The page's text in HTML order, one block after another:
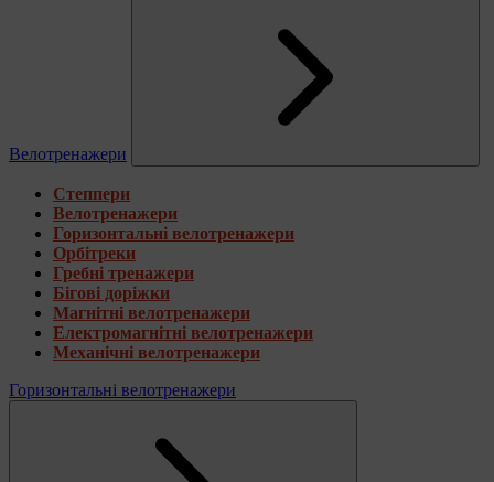
Велотренажери
Степпери
Велотренажери
Горизонтальні велотренажери
Орбітреки
Гребні тренажери
Бігові доріжки
Магнітні велотренажери
Електромагнітні велотренажери
Механічні велотренажери
Горизонтальні велотренажери